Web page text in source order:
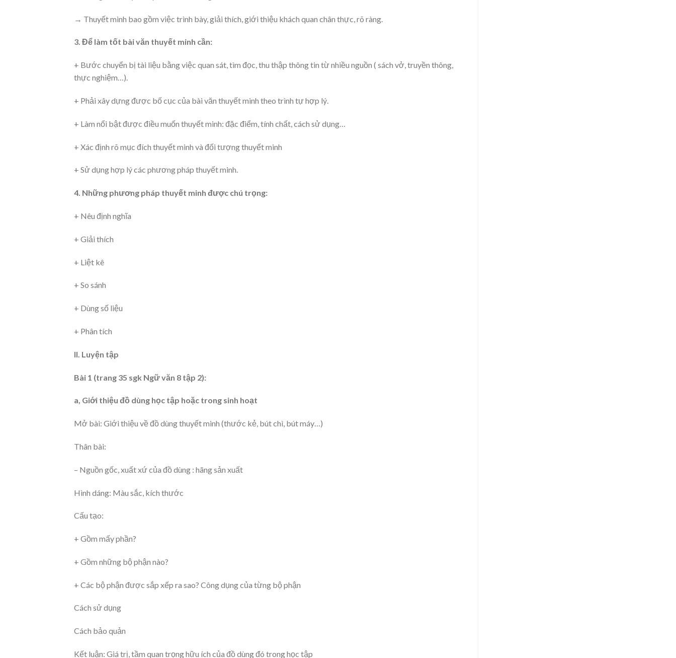
→ Thuyết minh bao gồm việc trình bày, giải thích, giới thiệu khách quan chân thực, rõ ràng.
3. Để làm tốt bài văn thuyết minh cần:
+ Bước chuyển bị tài liệu bằng việc quan sát, tìm đọc, thu thập thông tin từ nhiều nguồn ( sách vở, truyền thông,
thực nghiệm…).
+ Phải xây dựng được bố cục của bài văn thuyết minh theo trình tự hợp lý.
+ Làm nổi bật được điều muốn thuyết minh: đặc điểm, tính chất, cách sử dụng…
+ Xác định rõ mục đích thuyết minh và đối tượng thuyết minh
+ Sử dụng hợp lý các phương pháp thuyết minh.
4. Những phương pháp thuyết minh được chú trọng:
+ Nêu định nghĩa
+ Giải thích
+ Liệt kê
+ So sánh
+ Dùng số liệu
+ Phân tích
II. Luyện tập
Bài 1 (trang 35 sgk Ngữ văn 8 tập 2):
a, Giới thiệu đồ dùng học tập hoặc trong sinh hoạt
Mở bài: Giới thiệu về đồ dùng thuyết minh (thước kẻ, bút chì, bút máy…)
Thân bài:
– Nguồn gốc, xuất xứ của đồ dùng : hãng sản xuất
Hình dáng: Màu sắc, kích thước
Cấu tạo:
+ Gồm mấy phần?
+ Gồm những bộ phận nào?
+ Các bộ phận được sắp xếp ra sao? Công dụng của từng bộ phận
Cách sử dụng
Cách bảo quản
Kết luận: Giá trị, tầm quan trọng hữu ích của đồ dùng đó trong học tập